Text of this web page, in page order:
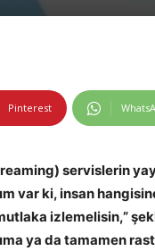
Pinterest
servislerin
var ki, insan
izlemelisin,”
ya da tamamen